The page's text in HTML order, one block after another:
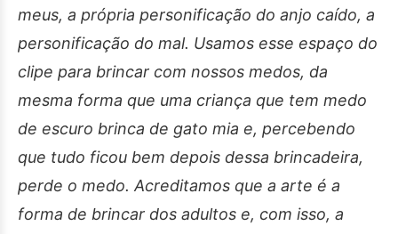
meus, a própria personificação do anjo caído, a
personificação do mal. Usamos esse espaço do
clipe para brincar com nossos medos, da
mesma forma que uma criança que tem medo
de escuro brinca de gato mia e, percebendo
que tudo ficou bem depois dessa brincadeira,
perde o medo. Acreditamos que a arte é a
forma de brincar dos adultos e, com isso, a